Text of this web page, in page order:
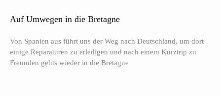
Auf Umwegen in die Bretagne
Von Spanien aus führt uns der Weg nach Deutschland, um dort
einige Reparaturen zu erledigen und nach einem Kurztrip zu
Freunden gehts wieder in die Bretagne